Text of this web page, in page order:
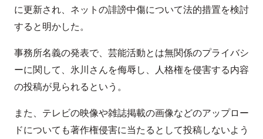
に更新され、ネットの誹謗中傷について法的措置を検討
すると明かした。
事務所名義の発表で、芸能活動とは無関係のプライバシ
ーに関して、氷川さんを侮辱し、人格権を侵害する内容
の投稿が見られるという。
また、テレビの映像や雑誌掲載の画像などのアップロー
ドについても著作権侵害に当たるとして投稿しないよう